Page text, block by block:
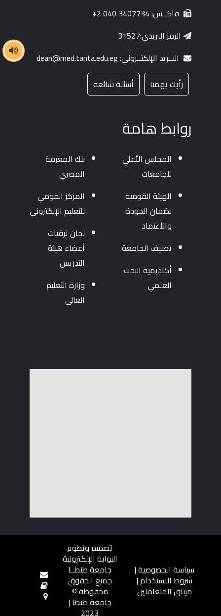
فاكــس: 3407734 040 2+
الرمز البريدي:31527
البــريد الإلكتــروني: dean@med.tanta.edu.eg
رأيك يهمنا
أسئلة شائعة
روابط هامة
المجلس الأعلي
للجامعات
الهيئة القومية
لضمان الجودة
والأعتماد
تصنيف الجامعة
أكاديمية البحث
العلمي
بنك المعرفة
المصري
المركز القومي
للتعليم الإلكتروني
لجان ترقيات
أعضاء هيئة
التدريس
وزارة التعليم
العالى
سياسة الخصوصية|
شروط الاستخدام|
ميثاق المتعاملين
تصميم وتطوير
البوابة الإلكترونية
جامعة طنطــا
جميع الحقوق
محفوظة ©
جامعة طنطا |
2023